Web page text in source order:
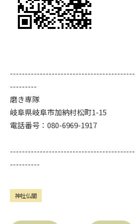
---------
磨き専隊
岐阜県岐阜市加納村松町1-15
電話番号：080-6969-1917
----------
神社仏閣